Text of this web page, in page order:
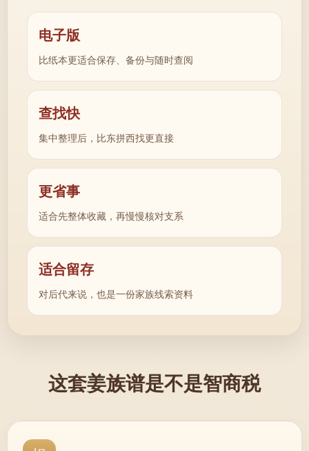
电子版
比纸本更适合保存、备份与随时查阅
查找快
集中整理后，比东拼西找更直接
更省事
适合先整体收藏，再慢慢核对支系
适合留存
对后代来说，也是一份家族线索资料
这套姜族谱是不是智商税